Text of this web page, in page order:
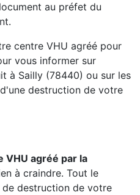
au préfet du
centre VHU agréé pour
vous informer sur
à Sailly (78440) ou sur les
destruction de votre
VHU agréé par la
à craindre. Tout le
destruction de votre